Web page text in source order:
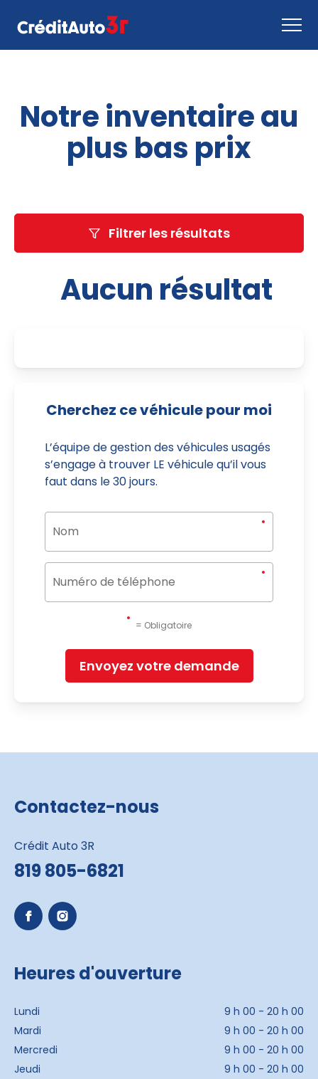
Comment ça marche
Nous joindre
Inventaire
Notre inventaire au
plus bas prix
Filtrer les résultats
Aucun résultat
Cherchez ce véhicule pour moi
L’équipe de gestion des véhicules usagés
s’engage à trouver LE véhicule qu’il vous
faut dans le 30 jours.
= Obligatoire
Envoyez votre demande
Contactez-nous
Crédit Auto 3R
819 805-6821
Heures d'ouverture
Lundi
9 h 00 - 20 h 00
Mardi
9 h 00 - 20 h 00
Mercredi
9 h 00 - 20 h 00
Jeudi
9 h 00 - 20 h 00